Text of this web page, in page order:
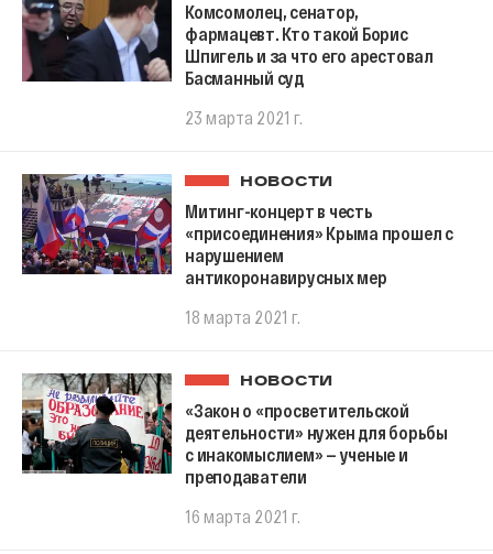
Комсомолец, сенатор,
фармацевт. Кто такой Борис
Шпигель и за что его арестовал
Басманный суд
23 марта 2021 г.
НОВОСТИ
Митинг-концерт в честь
«присоединения» Крыма прошел с
нарушением
антикоронавирусных мер
18 марта 2021 г.
НОВОСТИ
«Закон о «просветительской
деятельности» нужен для борьбы
с инакомыслием» — ученые и
преподаватели
16 марта 2021 г.